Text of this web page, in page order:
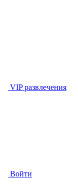
VIP развлечения
Войти